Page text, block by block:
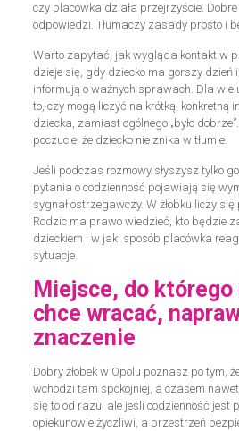
czy placówka działa przejrzyście. Dobre
odpowiedzi. Tłumaczy zasady prosto i
Warto zapytać, jak wygląda kontakt w
dzieje się, gdy dziecko ma gorszy dzień
informują o ważnych sprawach. Dla
to, czy mogą liczyć na krótką, konkretną
dziecka, zamiast ogólnego „było
poczucie, że dziecko nie znika w tłumie.
Jeśli podczas rozmowy słyszysz tylko
pytania o codzienność pojawiają się
sygnał ostrzegawczy. W żłobku liczy
Rodzic ma prawo wiedzieć, kto będzie
dzieckiem i w jaki sposób placówka
sytuacje.
Miejsce, do
chce wracać,
znaczenie
Dobry żłobek w Opolu poznasz po tym,
wchodzi tam spokojniej, a czasem
się to od razu, ale jeśli codzienność jest
opiekunowie życzliwi, a przestrzeń